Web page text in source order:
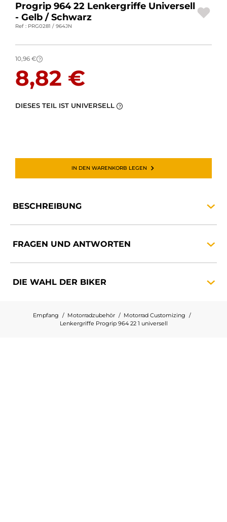
MARKEN
KONTAKTIEREN SIE UNS
Progrip 964 22 Lenkergriffe Universell
- Gelb / Schwarz
Ref : PRG0281 / 964JN
10,96 € ?
8,82 €
DIESES TEIL IST UNIVERSELL ?
IN DEN WARENKORB LEGEN
BESCHREIBUNG
FRAGEN UND ANTWORTEN
DIE WAHL DER BIKER
Empfang Motorradzubehör
Motorrad Customizing
Lenkergriffe Progrip 964 22 1 universell